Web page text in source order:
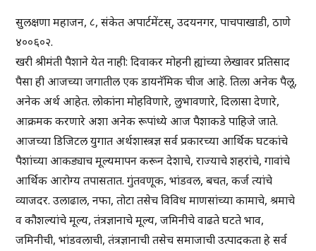
सुलक्षणा महाजन, ८, संकेत अपार्टमेंटस्, उदयनगर, पाचपाखाडी, ठाणे
४००६०२.
खरी श्रीमंती पैशाने येत नाही: दिवाकर मोहनी ह्यांच्या लेखावर प्रतिसाद
पैसा ही आजच्या जगातील एक डायनॅमिक चीज आहे. तिला अनेक पैलू,
अनेक अर्थ आहेत. लोकांना मोहविणारे, लुभावणारे, दिलासा देणारे,
आक्रमक करणारे अशा अनेक रूपांध्ये आज पैशाकडे पाहिजे जाते.
आजच्या डिजिटल युगात अर्थशास्त्रज्ञ सर्व प्रकारच्या आर्थिक घटकांचे
पैशांच्या आकड्याच मूल्यमापन करून देशाचे, राज्याचे शहरांचे, गावांचे
आर्थिक आरोग्य तपासतात. गुंतवणूक, भांडवल, बचत, कर्ज त्यांचे
व्याजदर. उलाढाल, नफा, तोटा तसेच विविध माणसांच्या कामाचे, श्रमाचे
व कौशल्यांचे मूल्य, तंत्रज्ञानाचे मूल्य, जमिनीचे वाढते घटते भाव,
जमिनीची, भांडवलाची, तंत्रज्ञानाची तसेच समाजाची उत्पादकता हे सर्व